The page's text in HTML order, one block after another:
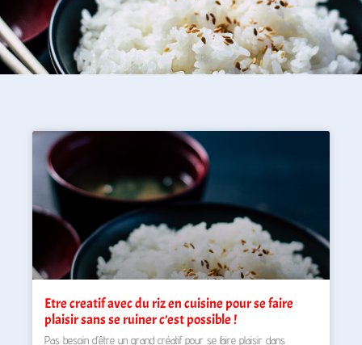
Etre creatif avec du riz en cuisine pour se faire
plaisir sans se ruiner c’est possible !
Pas besoin d’être un grand créatif pour se faire plaisir dans